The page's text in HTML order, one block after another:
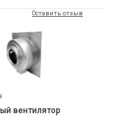
Оставить отзыв
вентилятор